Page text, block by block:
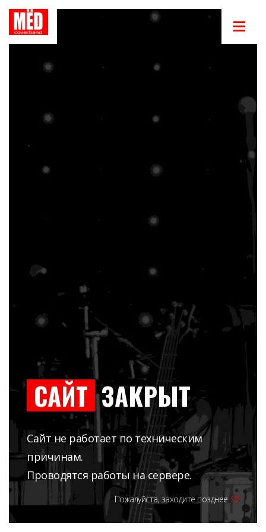
САЙТ ЗАКРЫТ
Сайт не работает по техническим
причинам.
Проводятся работы на сервере.
Пожалуйста, заходите позднее.